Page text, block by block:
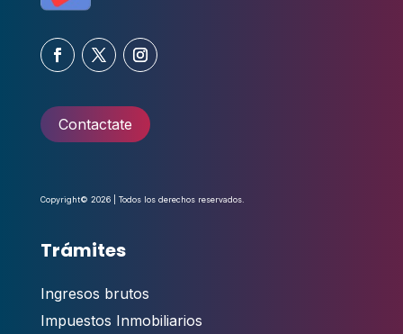
Contactate
Copyright© 2026 | Todos los derechos reservados.
Trámites
Ingresos brutos
Impuestos Inmobiliarios